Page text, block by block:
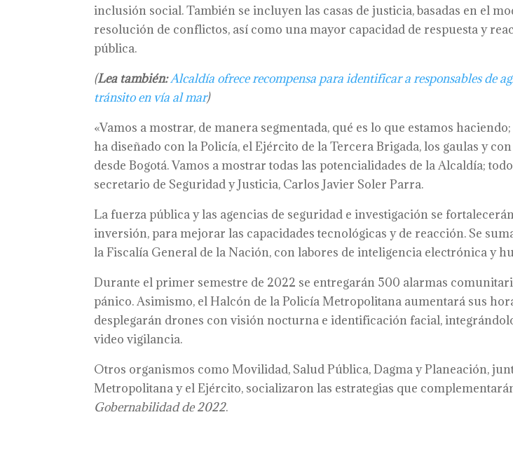
inclusión social. También se incluyen las casas de justicia, basadas en el
resolución de conflictos, así como una mayor capacidad de respuesta y
pública.
(Lea también:Alcaldía ofrece recompensa para identificar a responsables de
tránsito en vía al mar)
«Vamos a mostrar, de manera segmentada, qué es lo que estamos
ha diseñado con la Policía, el Ejército de la Tercera Brigada, los gaulas y
desde Bogotá. Vamos a mostrar todas las potencialidades de la Alcaldía;
secretario de Seguridad y Justicia, Carlos Javier Soler Parra.
La fuerza pública y las agencias de seguridad e investigación se
inversión, para mejorar las capacidades tecnológicas y de reacción. Se
la Fiscalía General de la Nación, con labores de inteligencia electrónica y
Durante el primer semestre de 2022 se entregarán 500 alarmas
pánico. Asimismo, el Halcón de la Policía Metropolitana aumentará sus
desplegarán drones con visión nocturna e identificación facial,
video vigilancia.
Otros organismos como Movilidad, Salud Pública, Dagma y Planeación,
Metropolitana y el Ejército, socializaron las estrategias que
Gobernabilidad de 2022.